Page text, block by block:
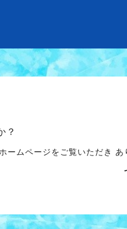
？
ムページをご覧いただき あ